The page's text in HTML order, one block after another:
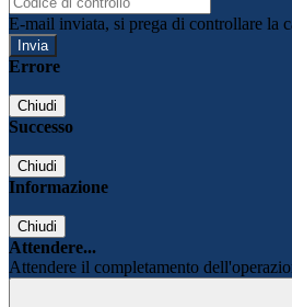
E-mail inviata, si prega di controllare la
Errore
Chiudi
Successo
Chiudi
Informazione
Chiudi
Attendere...
Attendere il completamento